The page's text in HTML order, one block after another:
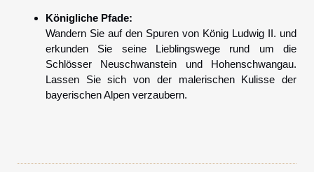
Königliche Pfade:
Wandern Sie auf den Spuren von König Ludwig II. und
erkunden Sie seine Lieblingswege rund um die
Schlösser Neuschwanstein und Hohenschwangau.
Lassen Sie sich von der malerischen Kulisse der
bayerischen Alpen verzaubern.